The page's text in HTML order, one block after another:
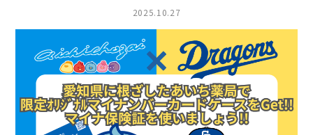
2025.10.27